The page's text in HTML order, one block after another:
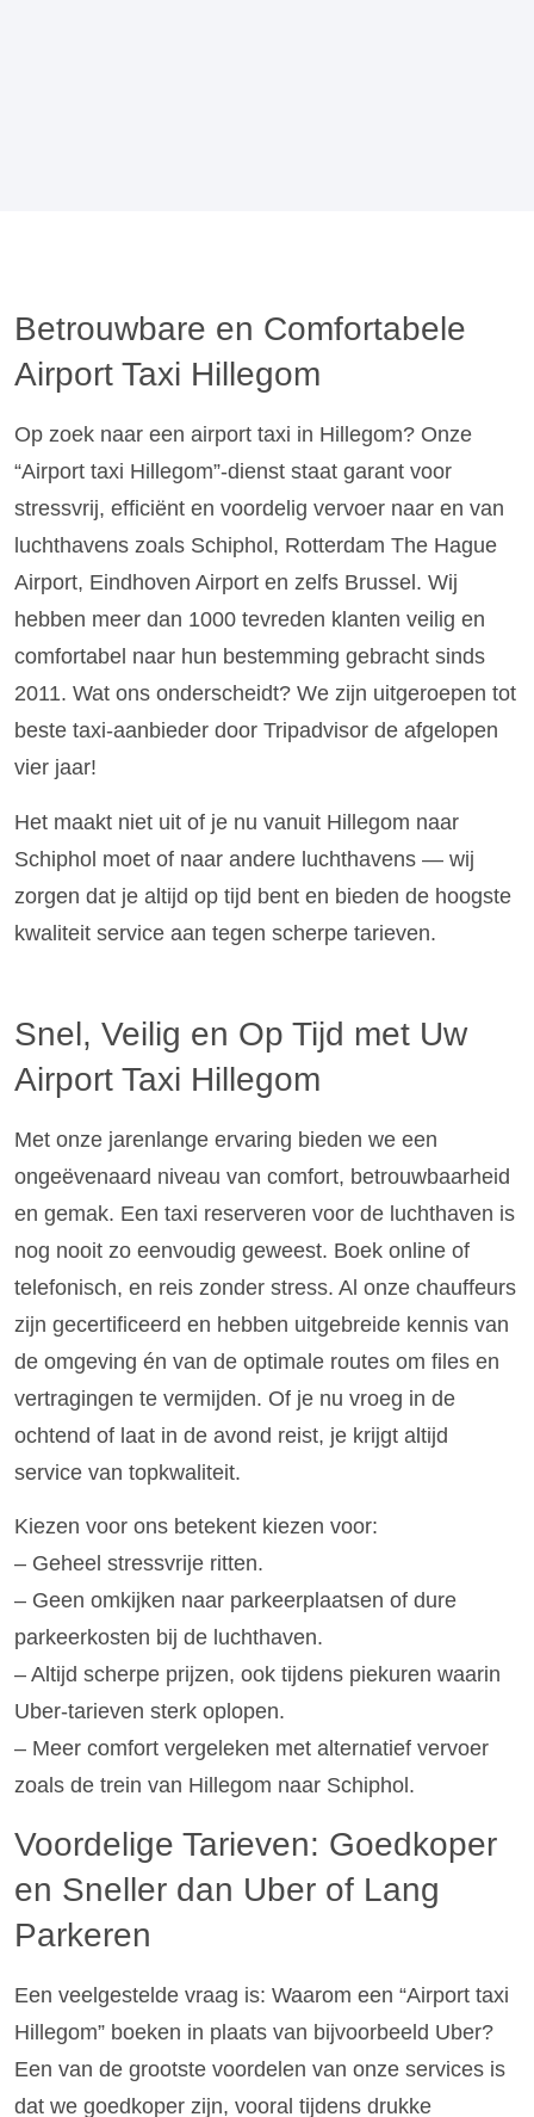
Betrouwbare en Comfortabele
Airport Taxi Hillegom
Op zoek naar een airport taxi in Hillegom? Onze
“Airport taxi Hillegom”-dienst staat garant voor
stressvrij, efficiënt en voordelig vervoer naar en van
luchthavens zoals Schiphol, Rotterdam The Hague
Airport, Eindhoven Airport en zelfs Brussel. Wij
hebben meer dan 1000 tevreden klanten veilig en
comfortabel naar hun bestemming gebracht sinds
2011. Wat ons onderscheidt? We zijn uitgeroepen tot
beste taxi-aanbieder door Tripadvisor de afgelopen
vier jaar!
Het maakt niet uit of je nu vanuit Hillegom naar
Schiphol moet of naar andere luchthavens — wij
zorgen dat je altijd op tijd bent en bieden de hoogste
kwaliteit service aan tegen scherpe tarieven.
Snel, Veilig en Op Tijd met Uw
Airport Taxi Hillegom
Met onze jarenlange ervaring bieden we een
ongeëvenaard niveau van comfort, betrouwbaarheid
en gemak. Een taxi reserveren voor de luchthaven is
nog nooit zo eenvoudig geweest. Boek online of
telefonisch, en reis zonder stress. Al onze chauffeurs
zijn gecertificeerd en hebben uitgebreide kennis van
de omgeving én van de optimale routes om files en
vertragingen te vermijden. Of je nu vroeg in de
ochtend of laat in de avond reist, je krijgt altijd
service van topkwaliteit.
Kiezen voor ons betekent kiezen voor:
– Geheel stressvrije ritten.
– Geen omkijken naar parkeerplaatsen of dure
parkeerkosten bij de luchthaven.
– Altijd scherpe prijzen, ook tijdens piekuren waarin
Uber-tarieven sterk oplopen.
– Meer comfort vergeleken met alternatief vervoer
zoals de trein van Hillegom naar Schiphol.
Voordelige Tarieven: Goedkoper
en Sneller dan Uber of Lang
Parkeren
Een veelgestelde vraag is: Waarom een “Airport taxi
Hillegom” boeken in plaats van bijvoorbeeld Uber?
Een van de grootste voordelen van onze services is
dat we goedkoper zijn, vooral tijdens drukke